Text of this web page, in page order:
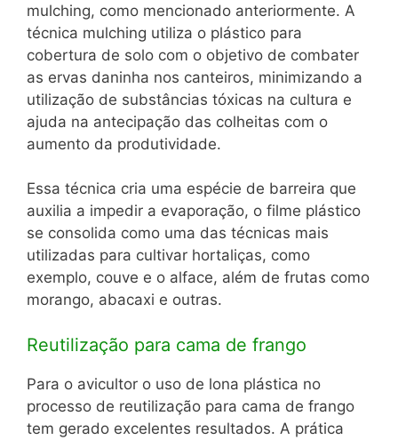
mulching, como mencionado anteriormente. A
técnica mulching utiliza o plástico para
cobertura de solo com o objetivo de combater
as ervas daninha nos canteiros, minimizando a
utilização de substâncias tóxicas na cultura e
ajuda na antecipação das colheitas com o
aumento da produtividade.
Essa técnica cria uma espécie de barreira que
auxilia a impedir a evaporação, o filme plástico
se consolida como uma das técnicas mais
utilizadas para cultivar hortaliças, como
exemplo, couve e o alface, além de frutas como
morango, abacaxi e outras.
Reutilização para cama de frango
Para o avicultor o uso de lona plástica no
processo de reutilização para cama de frango
tem gerado excelentes resultados. A prática